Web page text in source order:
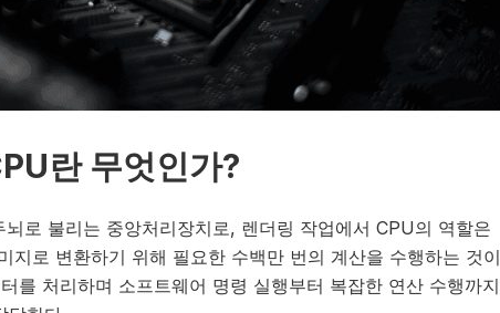
란 무엇인가?
로 불리는 중앙처리장치로, 렌더링 작업에서 CPU의 역할은
지로 변환하기 위해 필요한 수백만 번의 계산을 수행하는 것이
를 처리하며 소프트웨어 명령 실행부터 복잡한 연산 수행까지